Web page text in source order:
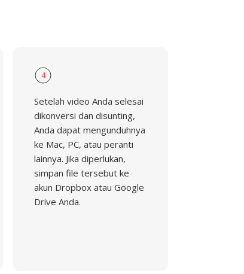
4
Setelah video Anda selesai
dikonversi dan disunting,
Anda dapat mengunduhnya
ke Mac, PC, atau peranti
lainnya. Jika diperlukan,
simpan file tersebut ke
akun Dropbox atau Google
Drive Anda.